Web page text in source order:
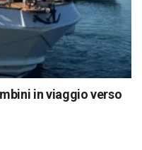
in viaggio verso